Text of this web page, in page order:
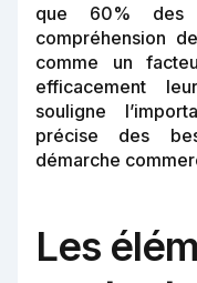
que 60% des
compréhension
comme un
efficacement
souligne
précise des
démarche
Les